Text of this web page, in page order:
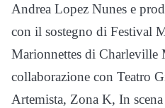
Andrea Lopez Nunes e
con il sostegno di Festival
Marionnettes di Charleville
collaborazione con Teatro
Artemista, Zona K, In